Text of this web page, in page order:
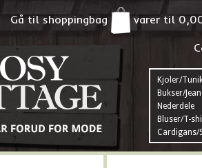
Gå til shoppingbag varer til
Kjoler/
Bukser/
Nederdele
Bluser/T-
Cardigans/